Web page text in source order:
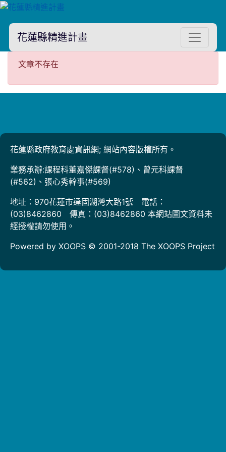
花蓮縣精進計畫
文章不存在
文章不存在
花蓮縣政府教育處資訊網; 網站內容版權所有。
業務承辦:課程科董嘉傑課督(#578)、曾元科課督
(#562)、張心秀幹事(#569)
地址：970花蓮市達固湖灣大路1號 電話：
(03)8462860 傳真：(03)8462860 本網站圖文資料未
經授權請勿使用。
Powered by XOOPS © 2001-2018 The XOOPS Project